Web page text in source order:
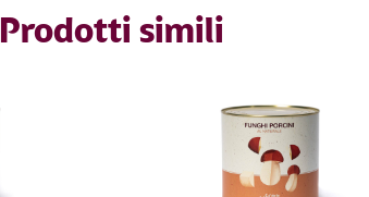
Prodotti simili